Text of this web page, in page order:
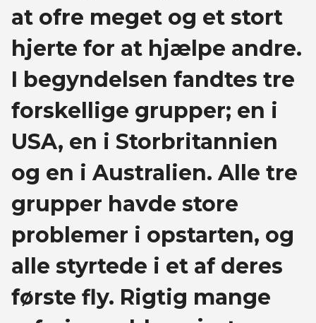
at ofre meget og et stort
hjerte for at hjælpe andre.
I begyndelsen fandtes tre
forskellige grupper; en i
USA, en i Storbritannien
og en i Australien. Alle tre
grupper havde store
problemer i opstarten, og
alle styrtede i et af deres
første fly. Rigtig mange